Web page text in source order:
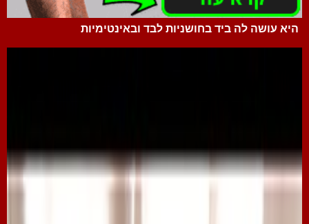
היא עושה לה ביד בחושניות לבד ובאינטימיות